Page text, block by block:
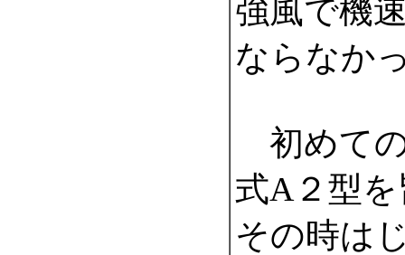
強風で機
ならなか
初めて
式A２型
その時は